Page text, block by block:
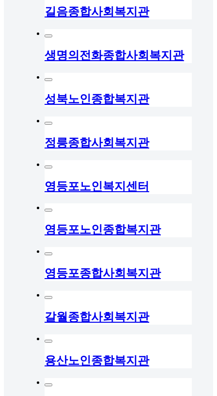
길음종합사회복지관
생명의전화종합사회복지관
성북노인종합복지관
정릉종합사회복지관
영등포노인복지센터
영등포노인종합복지관
영등포종합사회복지관
갈월종합사회복지관
용산노인종합복지관